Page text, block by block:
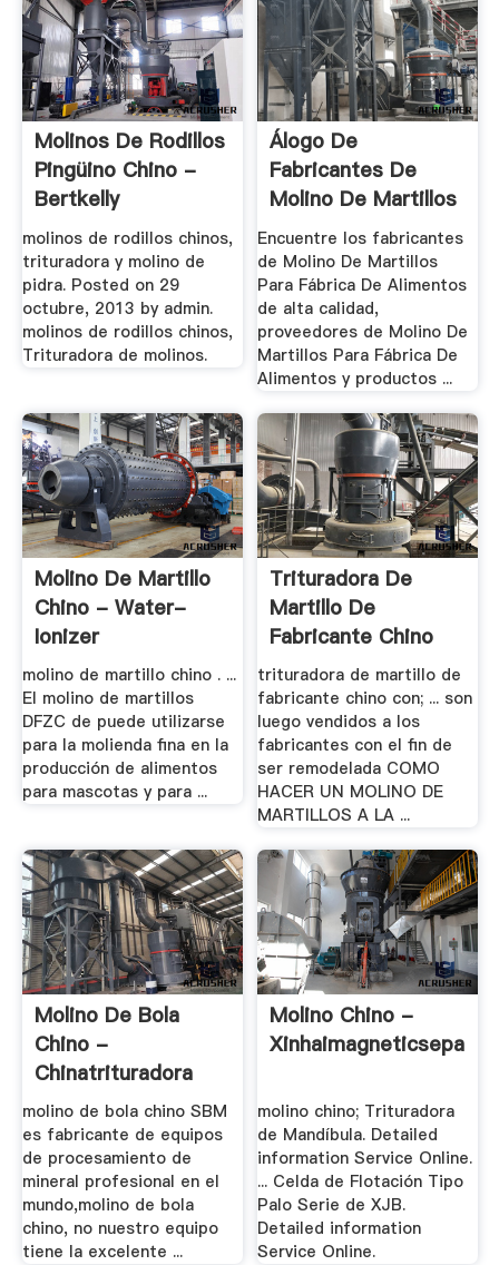
Molinos De Rodillos
Pingüino Chino -
Bertkelly
molinos de rodillos chinos,
trituradora y molino de
pidra. Posted on 29
octubre, 2013 by admin.
molinos de rodillos chinos,
Trituradora de molinos.
Álogo De
Fabricantes De
Molino De Martillos
.
Encuentre los fabricantes
de Molino De Martillos
Para Fábrica De Alimentos
de alta calidad,
proveedores de Molino De
Martillos Para Fábrica De
Alimentos y productos ...
Molino De Martillo
Chino - Water-
Ionizer
molino de martillo chino . ...
El molino de martillos
DFZC de puede utilizarse
para la molienda fina en la
producción de alimentos
para mascotas y para ...
Trituradora De
Martillo De
Fabricante Chino
Con
trituradora de martillo de
fabricante chino con; ... son
luego vendidos a los
fabricantes con el fin de
ser remodelada COMO
HACER UN MOLINO DE
MARTILLOS A LA ...
Molino De Bola
Chino -
Chinatrituradora
molino de bola chino SBM
es fabricante de equipos
de procesamiento de
mineral profesional en el
mundo,molino de bola
chino, no nuestro equipo
tiene la excelente ...
Molino Chino -
molino chino; Trituradora
de Mandíbula. Detailed
information Service Online.
... Celda de Flotación Tipo
Palo Serie de XJB.
Detailed information
Service Online.